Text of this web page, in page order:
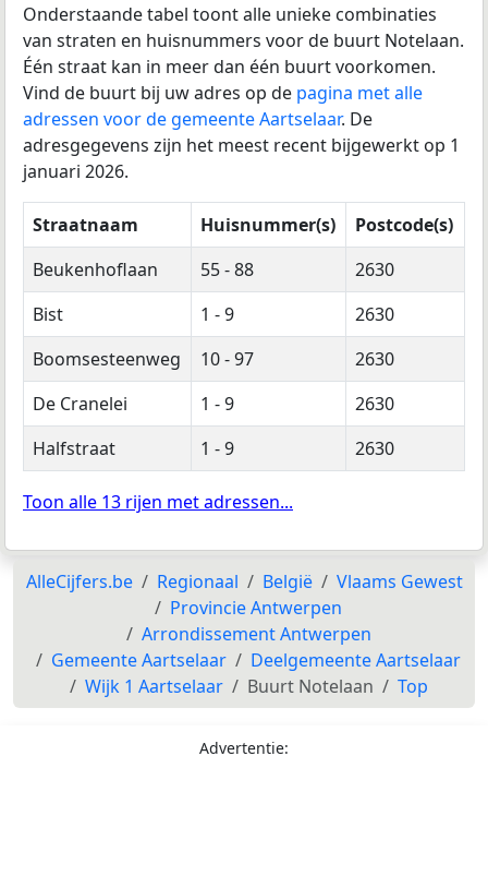
Onderstaande tabel toont alle unieke combinaties
van straten en huisnummers voor de buurt Notelaan.
Één straat kan in meer dan één buurt voorkomen.
Vind de buurt bij uw adres op de pagina met alle
adressen voor de gemeente Aartselaar. De
adresgegevens zijn het meest recent bijgewerkt op 1
januari 2026.
Straatnaam Huisnummer(s)
Postcode(s)
Beukenhoflaan
55 - 88
2630
Bist
1 - 9
2630
Boomsesteenweg
10 - 97
2630
De Cranelei
1 - 9
2630
Halfstraat
1 - 9 2630
Toon alle 13 rijen met adressen...
AlleCijfers.be Regionaal België
Vlaams Gewest
Provincie Antwerpen
Arrondissement Antwerpen
Gemeente Aartselaar
Deelgemeente Aartselaar
Wijk 1 Aartselaar
Buurt Notelaan Top
Advertentie: